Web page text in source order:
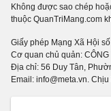
Không được sao chép
thuộc QuanTriMang.com
Giấy phép Mạng Xã Hội
Cơ quan chủ quản: CÔNG
Địa chỉ: 56 Duy Tân,
Email: info@meta.vn.